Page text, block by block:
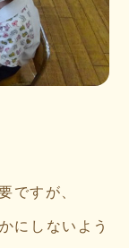
ですが、
にしないよう